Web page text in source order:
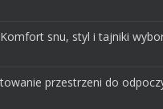
snu, styl i tajniki
przestrzeni do